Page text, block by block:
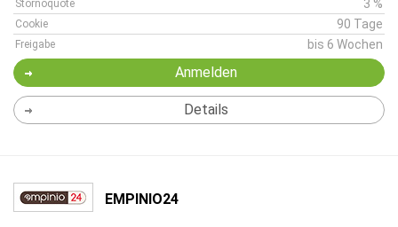
Stornoquote 3 %
Cookie 90 Tage
Freigabe bis 6 Wochen
Anmelden
Details
EMPINIO24